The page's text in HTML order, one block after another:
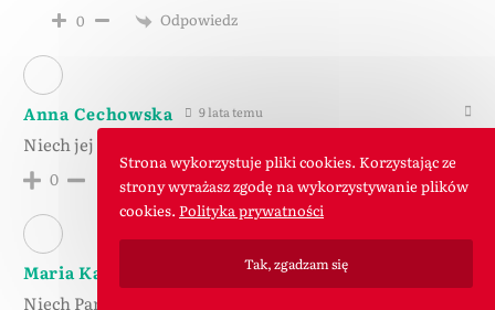
0 Odpowiedz
Anna Cechowska 9 lata temu
Niech jej Pan Bóg dopomoze,Bóg zapłać.
0 Odpowiedz
Maria Karpińska 9 lata temu
Niech Pan Bóg jej pomoże żeby dalej była z nami.
Strona wykorzystuje pliki cookies. Korzystając ze
strony wyrażasz zgodę na wykorzystywanie plików
cookies. Polityka prywatności
Tak, zgadzam się